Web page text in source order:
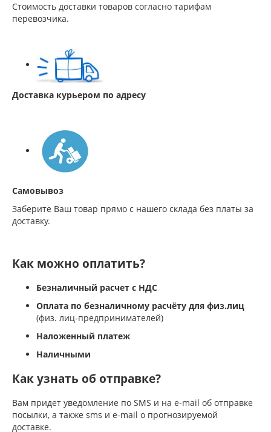
Стоимость доставки товаров согласно тарифам
перевозчика.
Доставка курьером по адресу
Самовывоз
Заберите Ваш товар прямо с нашего склада без платы за
доставку.
Как можно оплатить?
Безналичный расчет с НДС
Оплата по безналичному расчёту для физ.лиц
(физ. лиц-предпринимателей)
Наложенный платеж
Наличными
Как узнать об отправке?
Вам придет уведомление по SMS и на e-mail об отправке
посылки, а также sms и e-mail о прогнозируемой
доставке.